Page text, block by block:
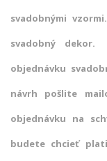
svadobnými
svadobný
objednávku
návrh pošlite
objednávku na
budete chcieť